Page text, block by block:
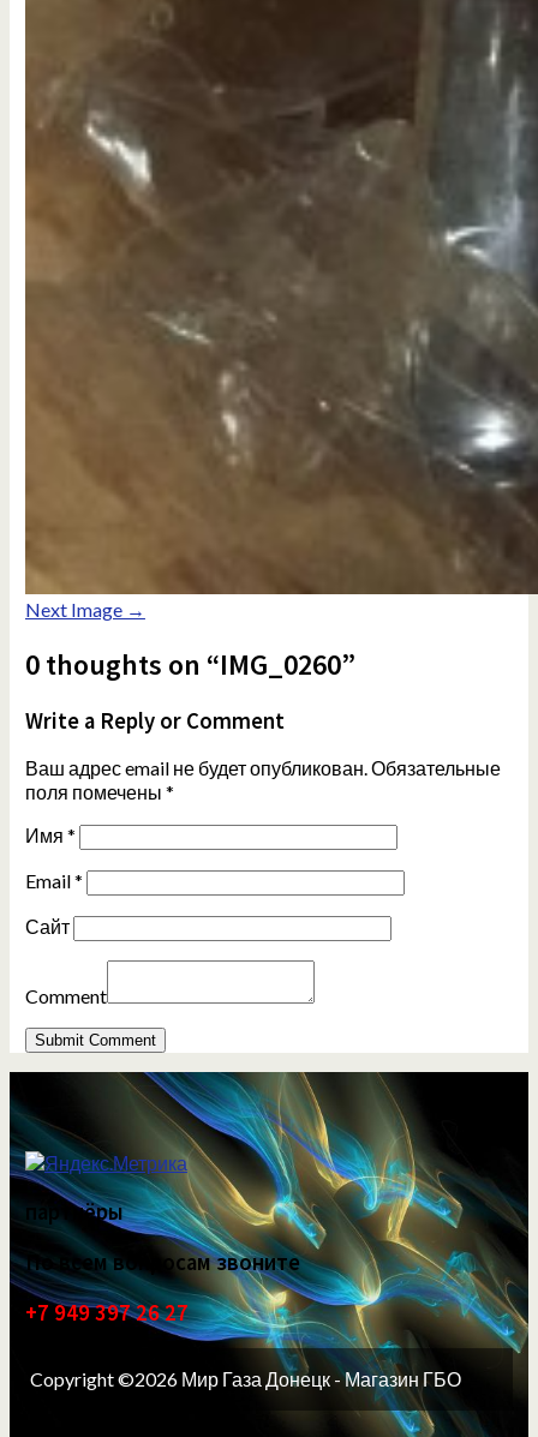
Next Image →
0 thoughts on “IMG_0260”
Write a Reply or Comment
Ваш адрес email не будет опубликован.Обязательные
поля помечены *
Имя *
Email*
Сайт
Comment
партнёры
По всем вопросам звоните
+7 949 397 26 27
Copyright ©2026 Мир Газа Донецк - Магазин ГБО